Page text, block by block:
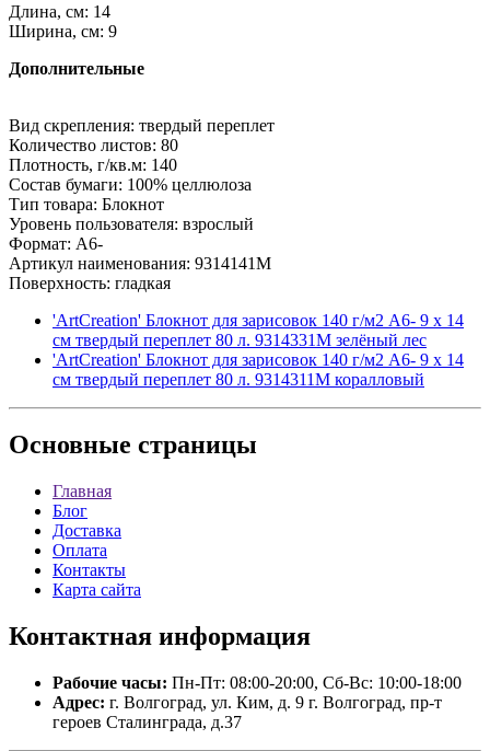
Длина, см: 14
Ширина, см: 9
Дополнительные
Вид скрепления: твердый переплет
Количество листов: 80
Плотность, г/кв.м: 140
Состав бумаги: 100% целлюлоза
Тип товара: Блокнот
Уровень пользователя: взрослый
Формат: A6-
Артикул наименования: 9314141M
Поверхность: гладкая
'ArtCreation' Блокнот для зарисовок 140 г/м2 A6- 9 х 14
см твердый переплет 80 л. 9314331M зелёный лес
'ArtCreation' Блокнот для зарисовок 140 г/м2 A6- 9 х 14
см твердый переплет 80 л. 9314311M коралловый
Основные страницы
Главная
Блог
Доставка
Оплата
Контакты
Карта сайта
Контактная информация
Рабочие часы: Пн-Пт: 08:00-20:00, Сб-Вс: 10:00-18:00
Адрес: г. Волгоград, ул. Ким, д. 9 г. Волгоград, пр-т
героев Сталинграда, д.37